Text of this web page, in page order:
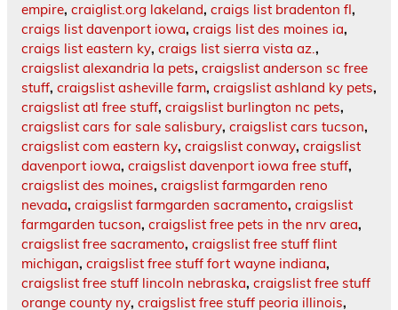
empire, craiglist.org lakeland, craigs list bradenton fl,
craigs list davenport iowa, craigs list des moines ia,
craigs list eastern ky, craigs list sierra vista az.,
craigslist alexandria la pets, craigslist anderson sc free
stuff, craigslist asheville farm, craigslist ashland ky pets,
craigslist atl free stuff, craigslist burlington nc pets,
craigslist cars for sale salisbury, craigslist cars tucson,
craigslist com eastern ky, craigslist conway, craigslist
davenport iowa, craigslist davenport iowa free stuff,
craigslist des moines, craigslist farmgarden reno
nevada, craigslist farmgarden sacramento, craigslist
farmgarden tucson, craigslist free pets in the nrv area,
craigslist free sacramento, craigslist free stuff flint
michigan, craigslist free stuff fort wayne indiana,
craigslist free stuff lincoln nebraska, craigslist free stuff
orange county ny, craigslist free stuff peoria illinois,